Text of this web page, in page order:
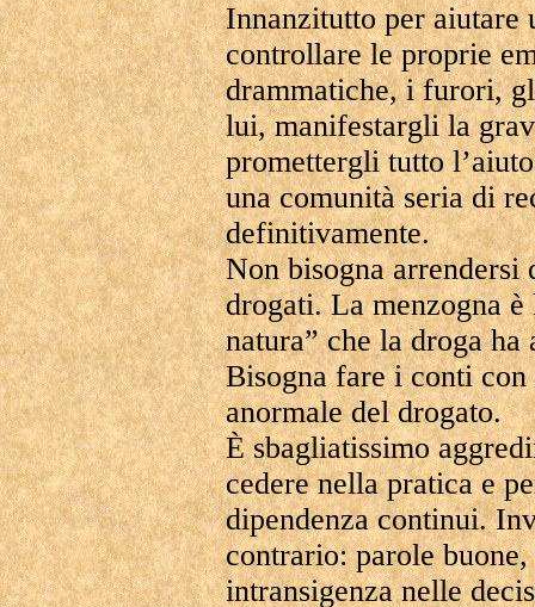
Innanzitutto per aiutare
controllare le proprie
drammatiche, i furori,
lui, manifestargli la
promettergli tutto
una comunità seria di
definitivamente.
Non bisogna arrendersi
drogati. La menzogna è
natura” che la droga
Bisogna fare i conti
anormale del drogato.
È sbagliatissimo
cedere nella pratica e
dipendenza continui.
contrario: parole
intransigenza nelle